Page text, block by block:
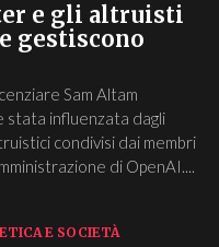
e gli altruisti
gestiscono
Sam Altam
stata influenzata dagli
condivisi dai membri
di OpenAI....
ETICA E SOCIETÀ